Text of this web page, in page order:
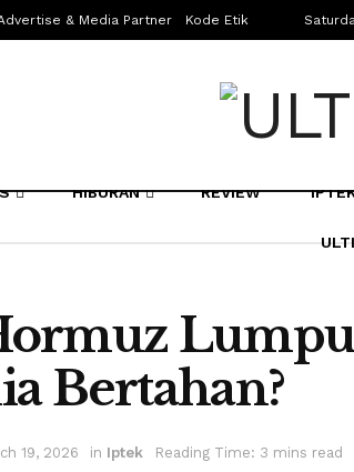
& Media Partner Kode Etik
HIBURAN REVIEW
Bertahan?
19, 2026 in Iptek Reading Time: 3 mins read